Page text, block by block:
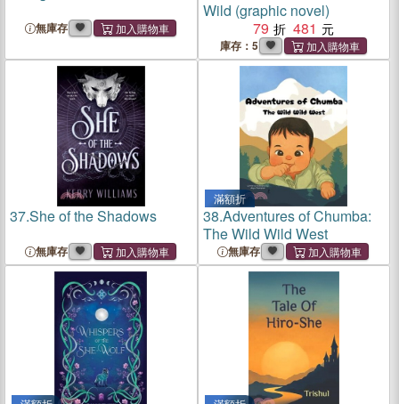
無庫存
Wild (graphic novel)
79
481
庫存：5
37.She of the Shadows
無庫存
滿額折
38.Adventures of Chumba:
The Wild Wild West
無庫存